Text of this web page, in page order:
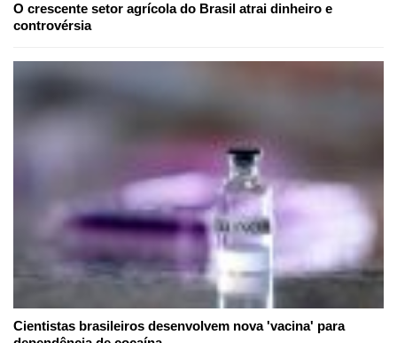
O crescente setor agrícola do Brasil atrai dinheiro e
controvérsia
Cientistas brasileiros desenvolvem nova 'vacina' para